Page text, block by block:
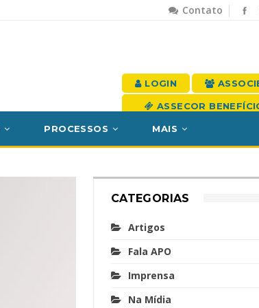
Contato
LOGIN
ASSECOR
PROCESSOS MAIS
CATEGORIAS
Artigos
Fala APO
Imprensa
Na Mídia